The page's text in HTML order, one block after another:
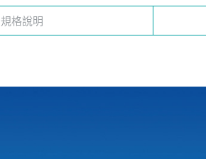
規格說明